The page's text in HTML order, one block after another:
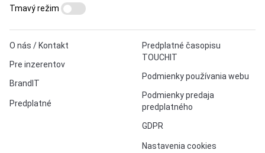
O nás / Kontakt
Pre inzerentov
BrandIT
Predplatné
Predplatné časopisu
TOUCHIT
Podmienky používania webu
Podmienky predaja
predplatného
GDPR
Nastavenia cookies
Tmavý režim